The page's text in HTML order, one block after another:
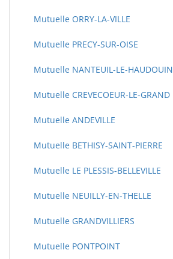
Mutuelle ORRY-LA-VILLE
Mutuelle PRECY-SUR-OISE
Mutuelle NANTEUIL-LE-HAUDOUIN
Mutuelle CREVECOEUR-LE-GRAND
Mutuelle ANDEVILLE
Mutuelle BETHISY-SAINT-PIERRE
Mutuelle LE PLESSIS-BELLEVILLE
Mutuelle NEUILLY-EN-THELLE
Mutuelle GRANDVILLIERS
Mutuelle PONTPOINT